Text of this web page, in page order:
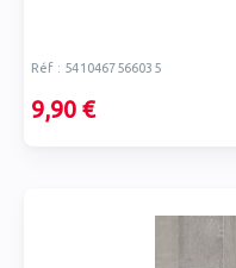
Réf : 5410467566035
9,90 €